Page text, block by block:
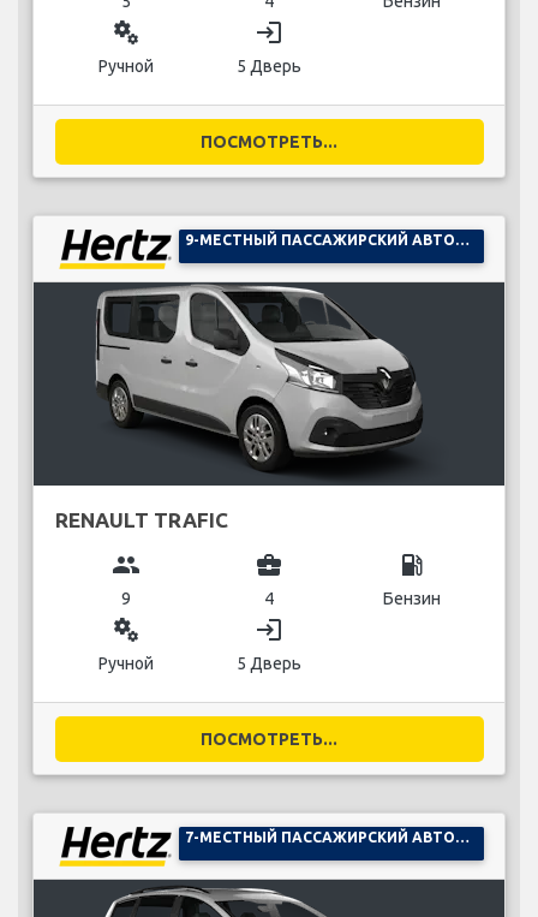
miscellaneous_services
Ручной
login
5 Дверь
ПОСМОТРЕТЬ...
9-МЕСТНЫЙ ПАССАЖИРСКИЙ АВТОМОБИЛЬ
RENAULT TRAFIC
group
9
business_center
4
local_gas_station
Бензин
miscellaneous_services
Ручной
login
5 Дверь
ПОСМОТРЕТЬ...
7-МЕСТНЫЙ ПАССАЖИРСКИЙ АВТОМОБИЛЬ